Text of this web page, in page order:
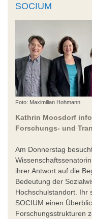
SOCIUM
Foto: Maximilian Hohmann
Kathrin Moosdorf
Forschungs- und
Am Donnerstag
ihrer Antwort auf die
Bedeutung der
Hochschulstandort. Ihr
SOCIUM einen
Forschungsstrukturen